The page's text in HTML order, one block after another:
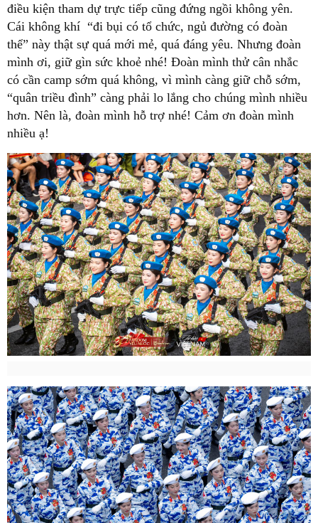
điều kiện tham dự trực tiếp cũng đứng ngồi không yên.
Cái không khí “đi bụi có tổ chức, ngủ đường có đoàn
thể” này thật sự quá mới mẻ, quá đáng yêu. Nhưng đoàn
mình ơi, giữ gìn sức khoẻ nhé! Đoàn mình thử cân nhắc
có cần camp sớm quá không, vì mình càng giữ chỗ sớm,
“quân triều đình” càng phải lo lắng cho chúng mình nhiều
hơn. Nên là, đoàn mình hỗ trợ nhé! Cảm ơn đoàn mình
nhiều ạ!